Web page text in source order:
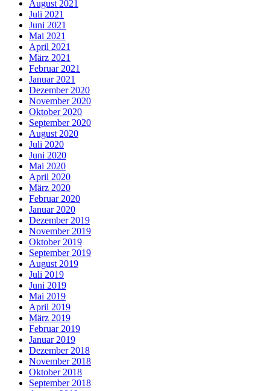
August 2021
Juli 2021
Juni 2021
Mai 2021
April 2021
März 2021
Februar 2021
Januar 2021
Dezember 2020
November 2020
Oktober 2020
September 2020
August 2020
Juli 2020
Juni 2020
Mai 2020
April 2020
März 2020
Februar 2020
Januar 2020
Dezember 2019
November 2019
Oktober 2019
September 2019
August 2019
Juli 2019
Juni 2019
Mai 2019
April 2019
März 2019
Februar 2019
Januar 2019
Dezember 2018
November 2018
Oktober 2018
September 2018